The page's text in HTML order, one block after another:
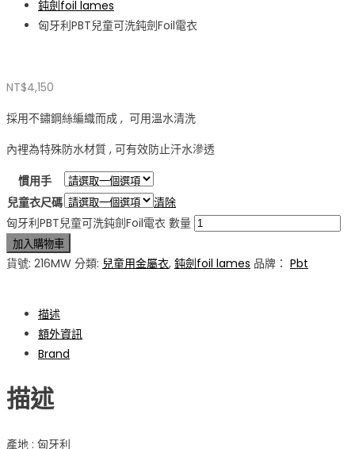
鈍劍foil lames
匈牙利PBT兒童可洗鈍劍Foil電衣
NT$4,150
採用不鏽鋼絲編織而成 , 可用溫水清洗
內裡為特殊防水材質 , 可有效防止汗水滲透
慣用手
兒童衣尺碼
清除
匈牙利PBT兒童可洗鈍劍Foil電衣 數量
加入購物車
貨號: 216MW 分類: 兒童用金屬衣, 鈍劍foil lames 品牌： Pbt
描述
額外資訊
Brand
描述
產地 : 匈牙利